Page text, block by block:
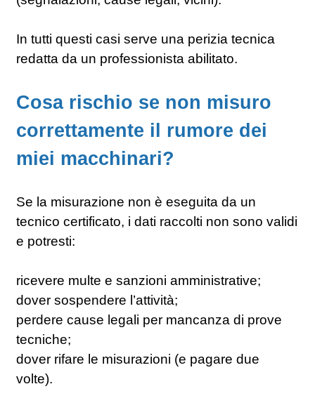
In tutti questi casi serve una perizia tecnica
redatta da un professionista abilitato.
Cosa rischio se non misuro
correttamente il rumore dei
miei macchinari?
Se la misurazione non è eseguita da un
tecnico certificato, i dati raccolti non sono validi
e potresti:
ricevere multe e sanzioni amministrative;
dover sospendere l’attività;
perdere cause legali per mancanza di prove
tecniche;
dover rifare le misurazioni (e pagare due
volte).